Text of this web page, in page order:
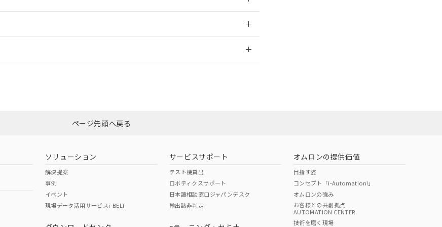
ダウンロードはこちら
（日本
（アメリカ
ページ先頭へ戻る
ソリューション
解決提案
事例
イベント
現場データ活用サービスi-BELT
サービスサポート
テスト機貸出
ロボティクスサポート
日本語相談窓口ジャパンデスク
輸出該非判定
オムロンの提供価値
目指す姿
コンセプト「i-Automation!」
オムロンの強み
お客様との共創拠点
AUTOMATION CENTER
技術を磨く現場